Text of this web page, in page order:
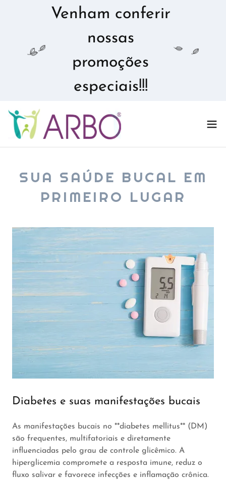
Venham conferir
nossas
promoções
especiais!!!
SUA SAÚDE BUCAL EM
PRIMEIRO LUGAR
Diabetes e suas manifestações bucais
As manifestações bucais no **diabetes mellitus** (DM)
são frequentes, multifatoriais e diretamente
influenciadas pelo grau de controle glicêmico. A
hiperglicemia compromete a resposta imune, reduz o
fluxo salivar e favorece infecções e inflamação crônica.